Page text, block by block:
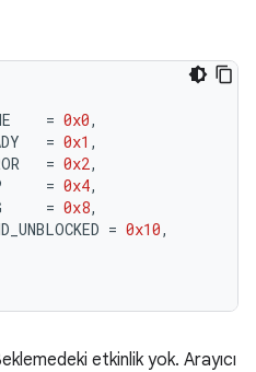
= 0x0,
= 0x1 ,
= 0x2,
= 0x4,
= 0x8,
= 0x10,
etkinlik yok. Arayıcı